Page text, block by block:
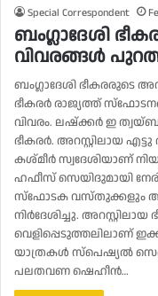
Special Correspondent
ബംഗ്ലാദേശി
വിവരങ്ങള്‍
ബംഗ്ലാദേശി ഭീകരരുടെ
ഭീകരര്‍ രാജ്യത്ത്
വിവരം. ലഷ്ക്കര്‍ ഇ
ഭീകരര്‍. അറസ്റ്റിലായ
കശ്മീര്‍ സ്വദേശിയാണ്
ഹഫീസ് സെയിദുമായി
സ്ഫോടക വസ്തുക്കളും
നിര്‍ദേശിച്ചു.
വെളിപ്പെടുത്തലിലാണ്
യാത്രകള്‍ സ്പെഷ്യൽ
പലതവണ ഷെഹീൻ…